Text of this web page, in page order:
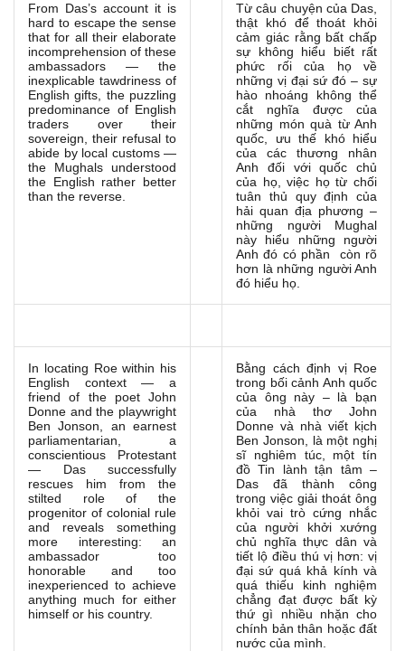
From Das’s account it is
hard to escape the sense
that for all their elaborate
incomprehension of these
ambassadors — the
inexplicable tawdriness of
English gifts, the puzzling
predominance of English
traders over their
sovereign, their refusal to
abide by local customs —
the Mughals understood
the English rather better
than the reverse.
Từ câu chuyện của Das,
thật khó để thoát khỏi
cảm giác rằng bất chấp
sự không hiểu biết rất
phức rối của họ về
những vị đại sứ đó – sự
hào nhoáng không thể
cắt nghĩa được của
những món quà từ Anh
quốc, ưu thế khó hiểu
của các thương nhân
Anh đối với quốc chủ
của họ, việc họ từ chối
tuân thủ quy định của
hải quan địa phương –
những người Mughal
này hiểu những người
Anh đó có phần còn rõ
hơn là những người Anh
đó hiểu họ.
In locating Roe within his
English context — a
friend of the poet John
Donne and the playwright
Ben Jonson, an earnest
parliamentarian, a
conscientious Protestant
— Das successfully
rescues him from the
stilted role of the
progenitor of colonial rule
and reveals something
more interesting: an
ambassador too
honorable and too
inexperienced to achieve
anything much for either
himself or his country.
Bằng cách định vị Roe
trong bối cảnh Anh quốc
của ông này – là bạn
của nhà thơ John
Donne và nhà viết kịch
Ben Jonson, là một nghị
sĩ nghiêm túc, một tín
đồ Tin lành tận tâm –
Das đã thành công
trong việc giải thoát ông
khỏi vai trò cứng nhắc
của người khởi xướng
chủ nghĩa thực dân và
tiết lộ điều thú vị hơn: vị
đại sứ quá khả kính và
quá thiếu kinh nghiệm
chẳng đạt được bất kỳ
thứ gì nhiều nhặn cho
chính bản thân hoặc đất
nước của mình.